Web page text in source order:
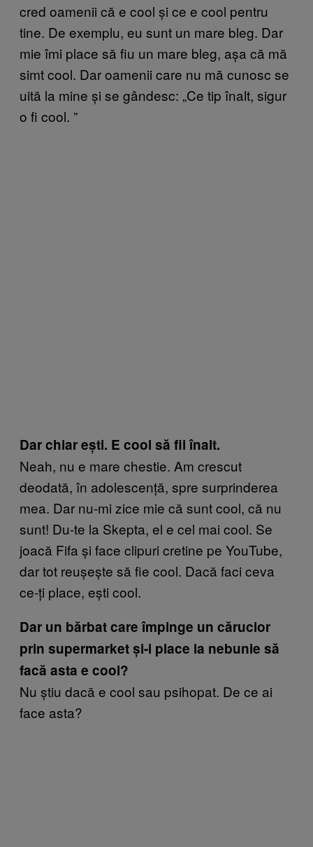
cred oamenii că e cool și ce e cool pentru
tine. De exemplu, eu sunt un mare bleg. Dar
mie îmi place să fiu un mare bleg, așa că mă
simt cool. Dar oamenii care nu mă cunosc se
uită la mine și se gândesc: „Ce tip înalt, sigur
o fi cool. ”
Dar chiar ești. E cool să fii înalt.
Neah, nu e mare chestie. Am crescut
deodată, în adolescență, spre surprinderea
mea. Dar nu-mi zice mie că sunt cool, că nu
sunt! Du-te la Skepta, el e cel mai cool. Se
joacă Fifa și face clipuri cretine pe YouTube,
dar tot reușește să fie cool. Dacă faci ceva
ce-ți place, ești cool.
Dar un bărbat care împinge un cărucior
prin supermarket și-i place la nebunie să
facă asta e cool?
Nu știu dacă e cool sau psihopat. De ce ai
face asta?